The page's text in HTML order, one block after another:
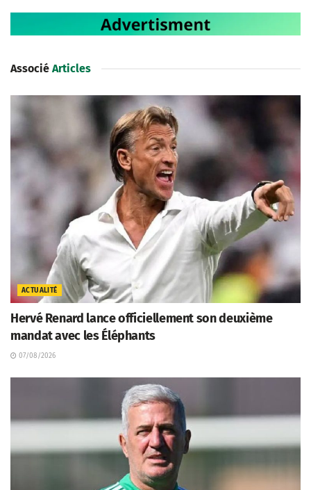
Associé Articles
ACTUALITÉ
Hervé Renard lance officiellement son deuxième
mandat avec les Éléphants
07/08/2026